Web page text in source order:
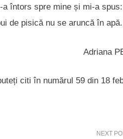
întors spre mine și mi-a spus:
de pisică nu se aruncă în apă.
Adriana
citi în numărul 59 din 18
NEXT